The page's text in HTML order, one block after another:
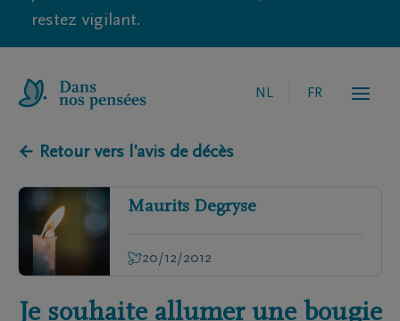
restez vigilant.
NL FR
← Retour vers l'avis de décès
Maurits Degryse
20/12/2012
Je souhaite allumer une bougie